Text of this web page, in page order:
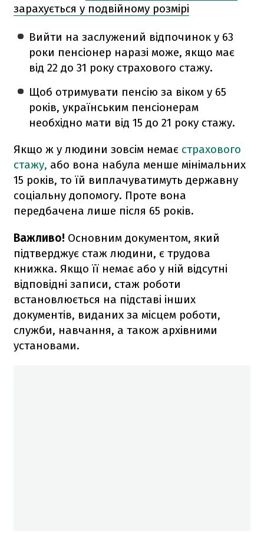
зарахується у подвійному розмірі
Вийти на заслужений відпочинок у 63
роки пенсіонер наразі може, якщо має
від 22 до 31 року страхового стажу.
Щоб отримувати пенсію за віком у 65
років, українським пенсіонерам
необхідно мати від 15 до 21 року стажу.
Якщо ж у людини зовсім немає страхового
стажу, або вона набула менше мінімальних
15 років, то їй виплачуватимуть державну
соціальну допомогу. Проте вона
передбачена лише після 65 років.
Важливо! Основним документом, який
підтверджує стаж людини, є трудова
книжка. Якщо її немає або у ній відсутні
відповідні записи, стаж роботи
встановлюється на підставі інших
документів, виданих за місцем роботи,
служби, навчання, а також архівними
установами.